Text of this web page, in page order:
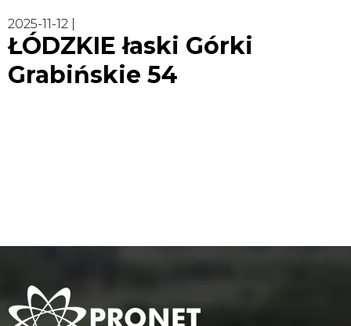
2025-11-12 |
ŁÓDZKIE łaski Górki
Grabińskie 54